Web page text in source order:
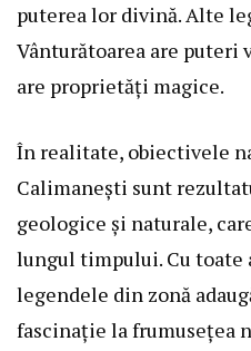
puterea lor divină. Alte
Vânturătoarea are puteri
are proprietăți magice.
În realitate, obiectivele
Calimanești sunt
geologice și naturale,
lungul timpului. Cu toate
legendele din zonă
fascinație la frumusețea